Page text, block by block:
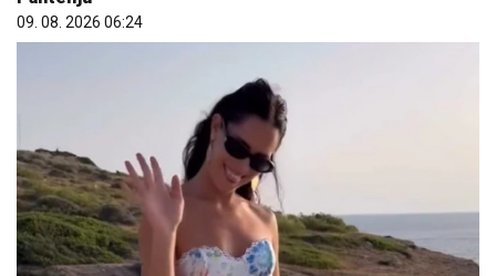
09. 08. 2026 06:24